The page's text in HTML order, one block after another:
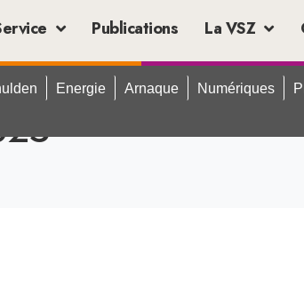
Publications La VSZ
Energie Arnaque Numériques